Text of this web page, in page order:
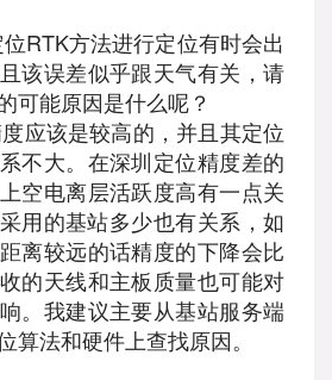
RTK方法进行定位有时会出
该误差似乎跟天气有关，请
可能原因是什么呢？
应该是较高的，并且其定位
不大。在深圳定位精度差的
空电离层活跃度高有一点关
用的基站多少也有关系，如
离较远的话精度的下降会比
的天线和主板质量也可能对
。我建议主要从基站服务端
算法和硬件上查找原因。